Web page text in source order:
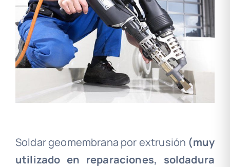
Soldar geomembrana por extrusión (muy
utilizado en reparaciones, soldadura